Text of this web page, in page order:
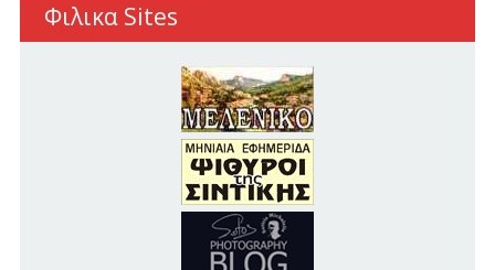
Φιλικα Sites